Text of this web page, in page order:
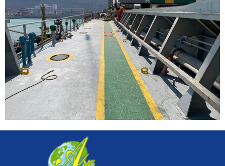
合作伙伴
联系我们